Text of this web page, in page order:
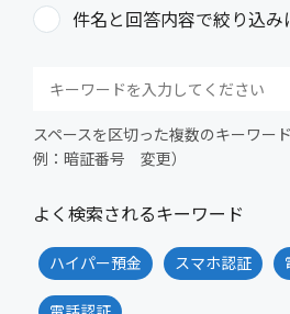
件名と回答内容で絞り込み
スペースを区切った複数のキーワー
例：暗証番号 変更）
よく検索されるキーワード
ハイパー預金 スマホ認証